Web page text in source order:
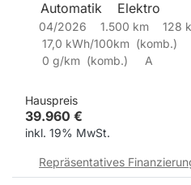
Automatik
Elektro
04/2026 1.500 km 128
17,0 kWh/100km (komb.)
0 g/km (komb.) A
Hauspreis
39.960 €
inkl. 19% MwSt.
Repräsentatives